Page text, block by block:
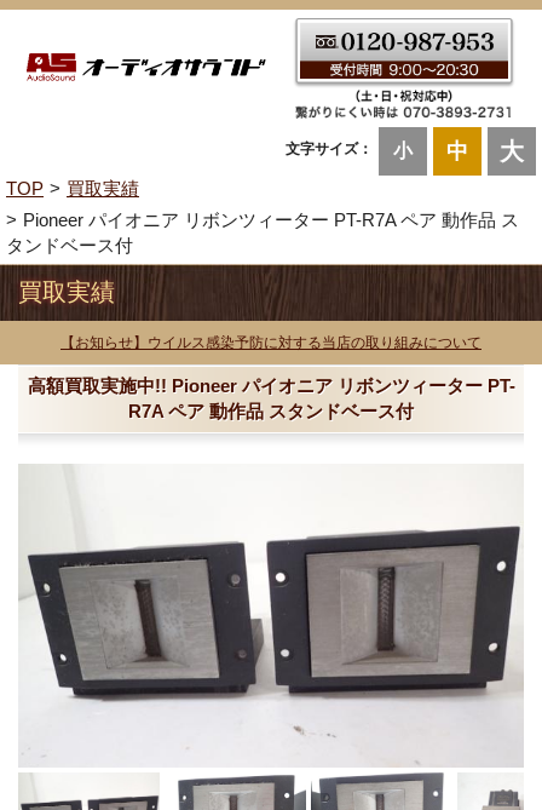
文字サイズ： 小 中 大
TOP
買取実績
Pioneer パイオニア リボンツィーター PT-R7A ペア 動作品 ス
タンドベース付
買取実績
【お知らせ】ウイルス感染予防に対する当店の取り組みについて
高額買取実施中!! Pioneer パイオニア リボンツィーター PT-
R7A ペア 動作品 スタンドベース付